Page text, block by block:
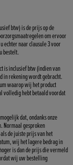
btw) is de prijs op de
om ervoor
echter naar clausule 3 voor
bestelt.
is inclusief btw (indien van
in rekening wordt gebracht.
waarop wij het product
volledig hebt betaald voordat
dat, ondanks onze
Normaal gesproken
de juiste prijs van het
wij het lagere bedrag in
is dan de prijs die vermeld
wij uw bestelling